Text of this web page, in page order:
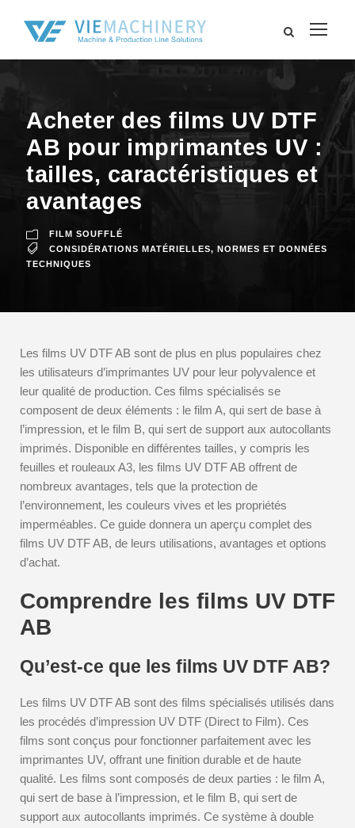
Acheter des films UV DTF
AB pour imprimantes UV :
tailles, caractéristiques et
avantages
FILM SOUFFLÉ
CONSIDÉRATIONS MATÉRIELLES, NORMES ET DONNÉES
TECHNIQUES
Les films UV DTF AB sont de plus en plus populaires chez
les utilisateurs d’imprimantes UV pour leur polyvalence et
leur qualité de production. Ces films spécialisés se
composent de deux éléments : le film A, qui sert de base à
l’impression, et le film B, qui sert de support aux autocollants
imprimés. Disponible en différentes tailles, y compris les
feuilles et rouleaux A3, les films UV DTF AB offrent de
nombreux avantages, tels que la protection de
l’environnement, les couleurs vives et les propriétés
imperméables. Ce guide donnera un aperçu complet des
films UV DTF AB, de leurs utilisations, avantages et options
d’achat.
Comprendre les films UV DTF
AB
Qu’est-ce que les films UV DTF AB?
Les films UV DTF AB sont des films spécialisés utilisés dans
les procédés d’impression UV DTF (Direct to Film). Ces
films sont conçus pour fonctionner parfaitement avec les
imprimantes UV, offrant une finition durable et de haute
qualité. Les films sont composés de deux parties : le film A,
qui sert de base à l’impression, et le film B, qui sert de
support aux autocollants imprimés. Ce système à double